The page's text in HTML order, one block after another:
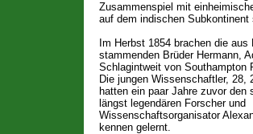
Zusammenspiel mit
auf dem indischen
Im Herbst 1854 brachen die aus
stammenden Brüder Hermann,
Schlagintweit von Southampton
Die jungen Wissenschaftler, 28,
hatten ein paar Jahre zuvor den
längst legendären Forscher und
Wissenschaftsorganisator
kennen gelernt.